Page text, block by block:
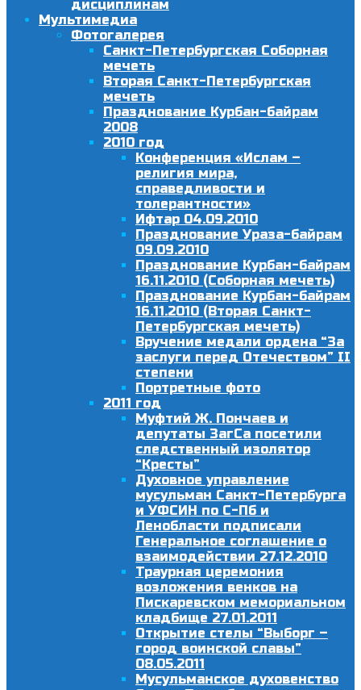
дисциплинам
Мультимедиа
Фотогалерея
Санкт-Петербургская Соборная
мечеть
Вторая Санкт-Петербургская
мечеть
Празднование Курбан-байрам
2008
2010 год
Конференция «Ислам –
религия мира,
справедливости и
толерантности»
Ифтар 04.09.2010
Празднование Ураза-байрам
09.09.2010
Празднование Курбан-байрам
16.11.2010 (Соборная мечеть)
Празднование Курбан-байрам
16.11.2010 (Вторая Санкт-
Петербургская мечеть)
Вручение медали ордена “За
заслуги перед Отечеством” II
степени
Портретные фото
2011 год
Муфтий Ж. Пончаев и
депутаты ЗагСа посетили
следственный изолятор
“Кресты”
Духовное управление
мусульман Санкт-Петербурга
и УФСИН по С-Пб и
Ленобласти подписали
Генеральное соглашение о
взаимодействии 27.12.2010
Траурная церемония
возложения венков на
Пискаревском мемориальном
кладбище 27.01.2011
Открытие стелы “Выборг –
город воинской славы”
08.05.2011
Мусульманское духовенство